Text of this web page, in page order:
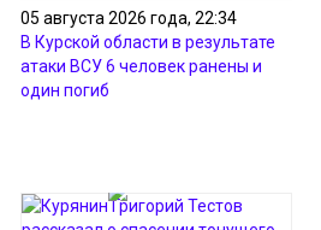
05 августа 2026 года, 22:34
В Курской области в результате
атаки ВСУ 6 человек ранены и
один погиб